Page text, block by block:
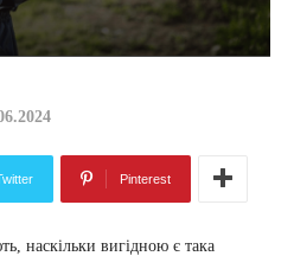
Pinterest
наскільки вигідною є така